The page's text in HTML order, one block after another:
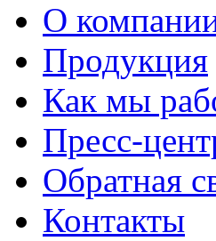
О
Продукция
Как мы
Пресс-
Обратная
Контакты